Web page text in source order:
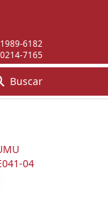
1989-6182
0214-7165
Buscar
04